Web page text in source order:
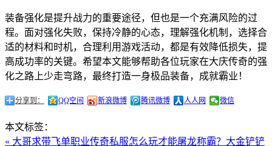
装备强化是提升战力的重要途径，但也是一个充满风险的过
程。面对强化失败，保持冷静的心态，理解强化机制，选择合
适的材料和时机，合理利用游戏活动，都是有效降低损失，提
高成功率的关键。希望本文能够帮助各位玩家在大庆传奇的强
化之路上少走弯路，最终打造一身极品装备，成就霸业！
分享到： QQ空间 新浪微博 腾讯微博 人人网 微信
本文标签：
« 大哥求带飞单职业传奇私服怎么玩才能屠龙称霸？ 大金铲铲